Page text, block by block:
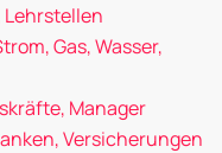
Lehrstellen
Gas, Wasser,
Manager
Versicherungen